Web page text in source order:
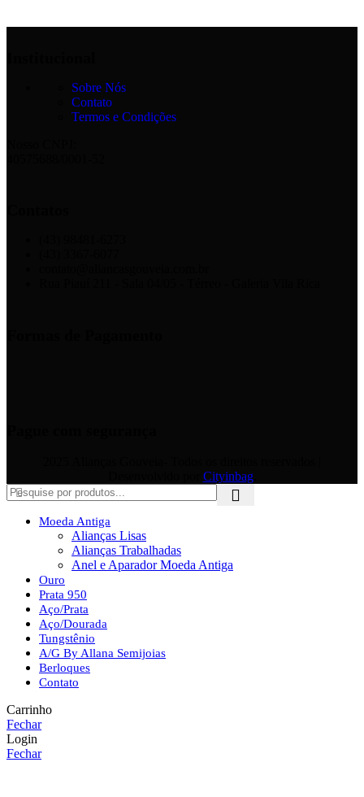
Sobre Nós
Contato
Termos e Condições
Cityinbag.
Moeda Antiga
Alianças Lisas
Alianças Trabalhadas
Anel e Aparador Moeda Antiga
Ouro
Prata 950
Aço/Prata
Aço/Dourada
Tungstênio
A/G By Allana Semijoias
Berloques
Contato
Carrinho
Fechar
Login
Fechar